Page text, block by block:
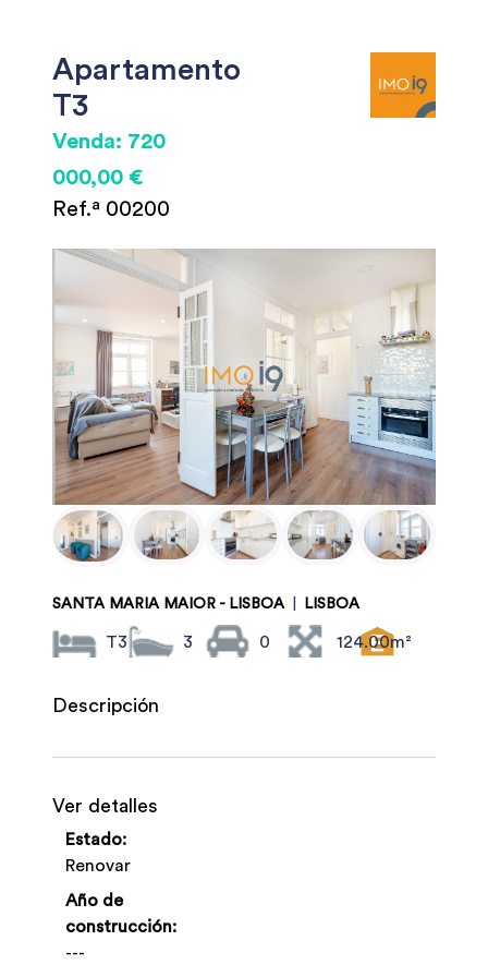
Apartamento
T3
Venda: 720
000,00 €
Ref.ª 00200
SANTA MARIA MAIOR - LISBOA LISBOA
T3 3 0 124.00m²
Descripción
Ver detalles
Estado:
Renovar
Año de
construcción:
---